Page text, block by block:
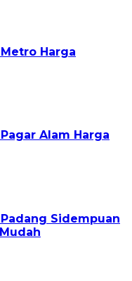
Metro Harga
Alam Harga
Padang Sidempuan